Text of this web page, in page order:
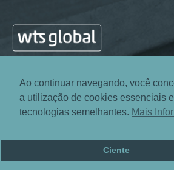
© 2004-2026 Machado Associados
Ao continuar navegando, você
a utilização de cookies essenciais e
tecnologias semelhantes. Mais
Ciente